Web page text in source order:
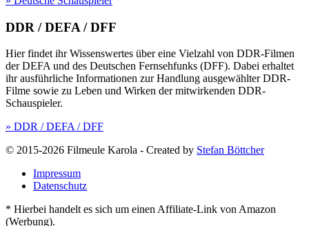
DDR / DEFA / DFF
Hier findet ihr Wissenswertes über eine Vielzahl von DDR-Filmen
der DEFA und des Deutschen Fernsehfunks (DFF). Dabei erhaltet
ihr ausführliche Informationen zur Handlung ausgewählter DDR-
Filme sowie zu Leben und Wirken der mitwirkenden DDR-
Schauspieler.
» DDR / DEFA / DFF
© 2015-2026 Filmeule Karola - Created by Stefan Böttcher
Impressum
Datenschutz
* Hierbei handelt es sich um einen Affiliate-Link von Amazon
(Werbung).